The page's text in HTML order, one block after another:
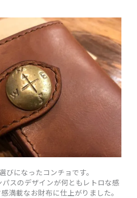
びになったコンチョです。
スのデザインが何ともレトロな感
満載なお財布に仕上がりました。